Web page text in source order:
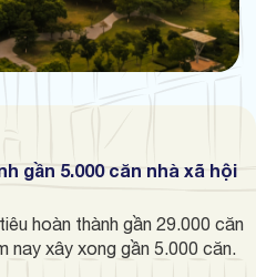
gần 5.000 căn nhà xã hội
hoàn thành gần 29.000 căn
nay xây xong gần 5.000 căn.